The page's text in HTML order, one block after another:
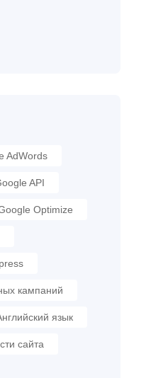
AdWords
API
Optimize
кампаний
язык
сайта